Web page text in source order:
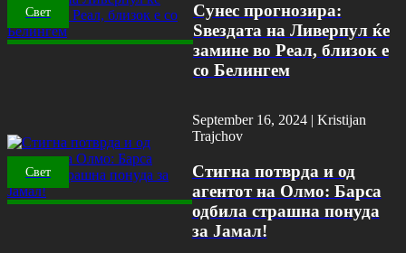
Свет
Сунес прогнозира:
Ѕвездата на Ливерпул ќе
замине во Реал, близок е
со Белингем
Свет
September 16, 2024 | Kristijan
Trajchov
Стигна потврда и од
агентот на Олмо: Барса
одбила страшна понуда
за Јамал!